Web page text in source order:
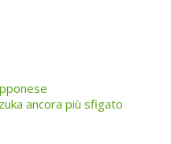
ancora più sfigato